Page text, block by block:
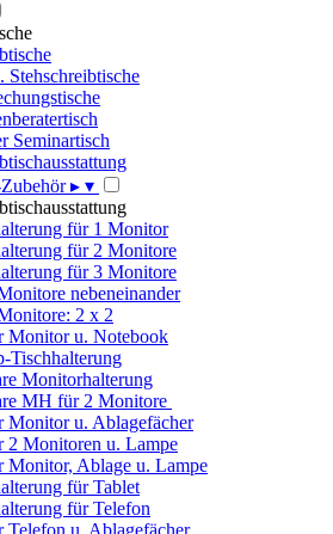
Stehschreibtische
Seminartisch
▸ ▾
für 1 Monitor
für 2 Monitore
für 3 Monitore
nebeneinander
2 x 2
Monitor u. Notebook
Tischhalterung
Monitorhalterung
MH für 2 Monitore
Monitor u. Ablagefächer
2 Monitoren u. Lampe
Monitor, Ablage u. Lampe
für Tablet
für Telefon
Telefon u. Ablagefächer